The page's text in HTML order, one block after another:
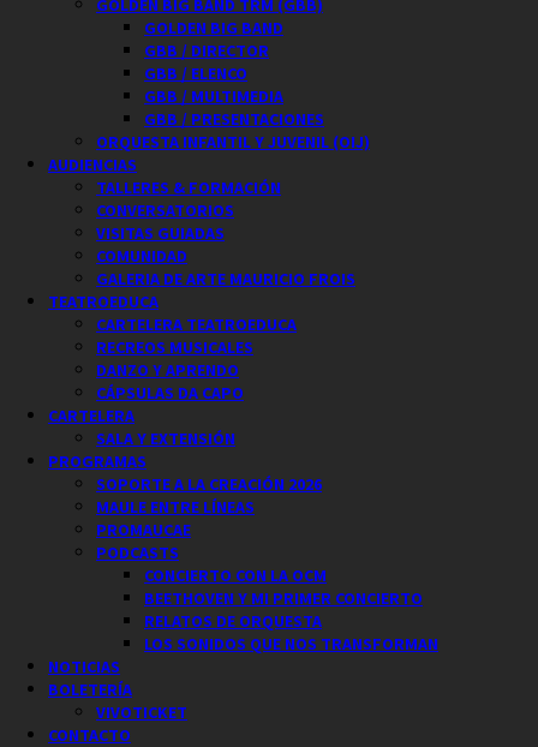
GOLDEN BIG BAND TRM (GBB)
GOLDEN BIG BAND
GBB / DIRECTOR
GBB / ELENCO
GBB / MULTIMEDIA
GBB / PRESENTACIONES
ORQUESTA INFANTIL Y JUVENIL (OIJ)
AUDIENCIAS
TALLERES & FORMACIÓN
CONVERSATORIOS
VISITAS GUIADAS
COMUNIDAD
GALERIA DE ARTE MAURICIO FROIS
TEATROEDUCA
CARTELERA TEATROEDUCA
RECREOS MUSICALES
DANZO Y APRENDO
CÁPSULAS DA CAPO
CARTELERA
SALA Y EXTENSIÓN
PROGRAMAS
SOPORTE A LA CREACIÓN 2026
MAULE ENTRE LÍNEAS
PROMAUCAE
PODCASTS
CONCIERTO CON LA OCM
BEETHOVEN Y MI PRIMER CONCIERTO
RELATOS DE ORQUESTA
LOS SONIDOS QUE NOS TRANSFORMAN
NOTICIAS
BOLETERÍA
VIVOTICKET
CONTACTO